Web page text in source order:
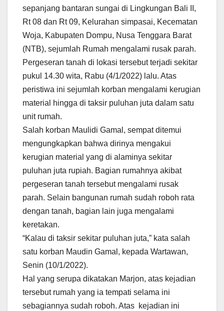
sepanjang bantaran sungai di Lingkungan Bali II,
Rt 08 dan Rt 09, Kelurahan simpasai, Kecematan
Woja, Kabupaten Dompu, Nusa Tenggara Barat
(NTB), sejumlah Rumah mengalami rusak parah.
Pergeseran tanah di lokasi tersebut terjadi sekitar
pukul 14.30 wita, Rabu (4/1/2022) lalu. Atas
peristiwa ini sejumlah korban mengalami kerugian
material hingga di taksir puluhan juta dalam satu
unit rumah.
Salah korban Maulidi Gamal, sempat ditemui
mengungkapkan bahwa dirinya mengakui
kerugian material yang di alaminya sekitar
puluhan juta rupiah. Bagian rumahnya akibat
pergeseran tanah tersebut mengalami rusak
parah. Selain bangunan rumah sudah roboh rata
dengan tanah, bagian lain juga mengalami
keretakan.
“Kalau di taksir sekitar puluhan juta,” kata salah
satu korban Maudin Gamal, kepada Wartawan,
Senin (10/1/2022).
Hal yang serupa dikatakan Marjon, atas kejadian
tersebut rumah yang ia tempati selama ini
sebagiannya sudah roboh. Atas kejadian ini